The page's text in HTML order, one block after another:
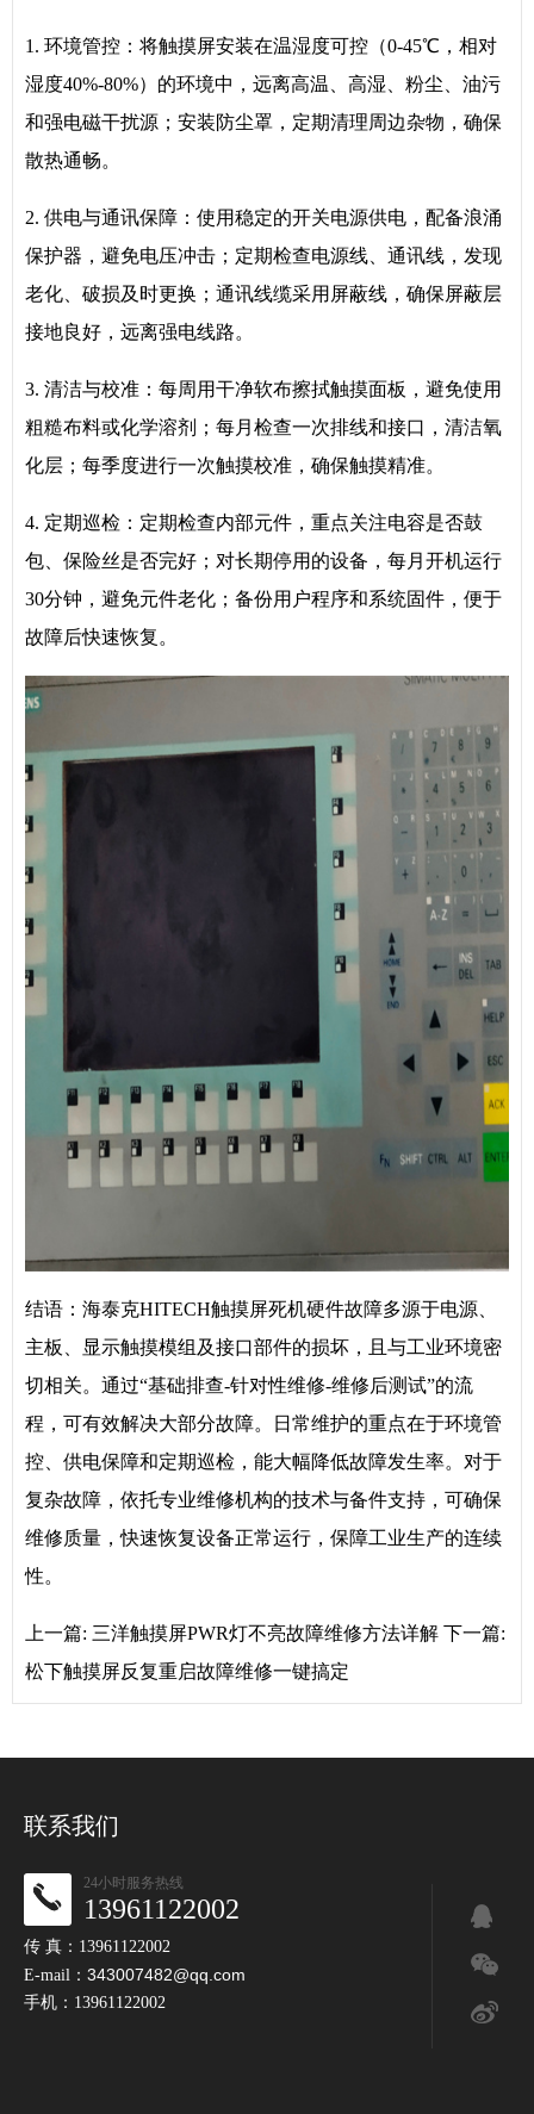
1. 环境管控：将触摸屏安装在温湿度可控（0-45℃，相对
湿度40%-80%）的环境中，远离高温、高湿、粉尘、油污
和强电磁干扰源；安装防尘罩，定期清理周边杂物，确保
散热通畅。
2. 供电与通讯保障：使用稳定的开关电源供电，配备浪涌
保护器，避免电压冲击；定期检查电源线、通讯线，发现
老化、破损及时更换；通讯线缆采用屏蔽线，确保屏蔽层
接地良好，远离强电线路。
3. 清洁与校准：每周用干净软布擦拭触摸面板，避免使用
粗糙布料或化学溶剂；每月检查一次排线和接口，清洁氧
化层；每季度进行一次触摸校准，确保触摸精准。
4. 定期巡检：定期检查内部元件，重点关注电容是否鼓
包、保险丝是否完好；对长期停用的设备，每月开机运行
30分钟，避免元件老化；备份用户程序和系统固件，便于
故障后快速恢复。
结语：海泰克HITECH触摸屏死机硬件故障多源于电源、
主板、显示触摸模组及接口部件的损坏，且与工业环境密
切相关。通过“基础排查-针对性维修-维修后测试”的流
程，可有效解决大部分故障。日常维护的重点在于环境管
控、供电保障和定期巡检，能大幅降低故障发生率。对于
复杂故障，依托专业维修机构的技术与备件支持，可确保
维修质量，快速恢复设备正常运行，保障工业生产的连续
性。
上一篇: 三洋触摸屏PWR灯不亮故障维修方法详解 下一篇:
松下触摸屏反复重启故障维修一键搞定
联系我们
24小时服务热线
13961122002
传 真：13961122002
E-mail： 343007482@qq.com
手机：13961122002